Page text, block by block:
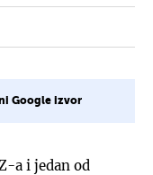
Google izvor
a i jedan od